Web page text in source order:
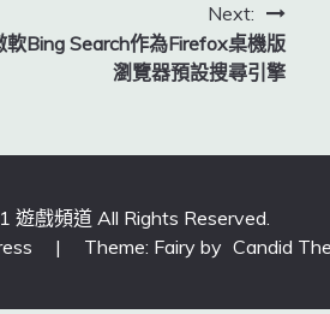
Next:
Bing Search作為Firefox桌機版
瀏覽器預設搜尋引擎
戲頻道 All Rights Reserved.
| Theme: Fairy by Candid